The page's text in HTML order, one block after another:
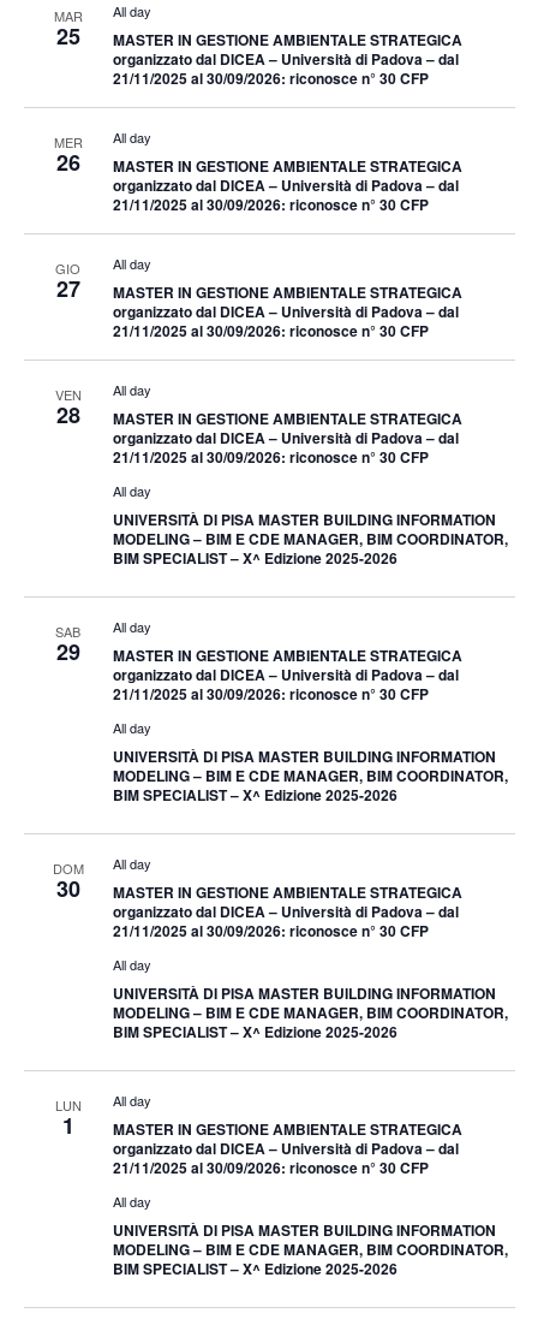
MAR
25
All day
MASTER IN GESTIONE AMBIENTALE STRATEGICA
organizzato dal DICEA – Università di Padova – dal
21/11/2025 al 30/09/2026: riconosce n° 30 CFP
MER
26
All day
MASTER IN GESTIONE AMBIENTALE STRATEGICA
organizzato dal DICEA – Università di Padova – dal
21/11/2025 al 30/09/2026: riconosce n° 30 CFP
GIO
27
All day
MASTER IN GESTIONE AMBIENTALE STRATEGICA
organizzato dal DICEA – Università di Padova – dal
21/11/2025 al 30/09/2026: riconosce n° 30 CFP
VEN
28
All day
MASTER IN GESTIONE AMBIENTALE STRATEGICA
organizzato dal DICEA – Università di Padova – dal
21/11/2025 al 30/09/2026: riconosce n° 30 CFP
All day
UNIVERSITÀ DI PISA MASTER BUILDING INFORMATION
MODELING – BIM E CDE MANAGER, BIM COORDINATOR,
BIM SPECIALIST – X^ Edizione 2025-2026
SAB
29
All day
MASTER IN GESTIONE AMBIENTALE STRATEGICA
organizzato dal DICEA – Università di Padova – dal
21/11/2025 al 30/09/2026: riconosce n° 30 CFP
All day
UNIVERSITÀ DI PISA MASTER BUILDING INFORMATION
MODELING – BIM E CDE MANAGER, BIM COORDINATOR,
BIM SPECIALIST – X^ Edizione 2025-2026
DOM
30
All day
MASTER IN GESTIONE AMBIENTALE STRATEGICA
organizzato dal DICEA – Università di Padova – dal
21/11/2025 al 30/09/2026: riconosce n° 30 CFP
All day
UNIVERSITÀ DI PISA MASTER BUILDING INFORMATION
MODELING – BIM E CDE MANAGER, BIM COORDINATOR,
BIM SPECIALIST – X^ Edizione 2025-2026
LUN
1
All day
MASTER IN GESTIONE AMBIENTALE STRATEGICA
organizzato dal DICEA – Università di Padova – dal
21/11/2025 al 30/09/2026: riconosce n° 30 CFP
All day
UNIVERSITÀ DI PISA MASTER BUILDING INFORMATION
MODELING – BIM E CDE MANAGER, BIM COORDINATOR,
BIM SPECIALIST – X^ Edizione 2025-2026